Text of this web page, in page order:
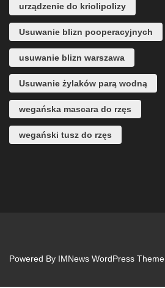
urządzenie do kriolipolizy
Usuwanie blizn pooperacyjnych
usuwanie blizn warszawa
Usuwanie żylaków parą wodną
wegańska mascara do rzęs
wegański tusz do rzęs
Powered By IMNews WordPress Theme